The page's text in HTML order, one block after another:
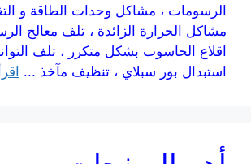
الرسومات ، مشاكل وحدات الطاقة و
مشاكل الحرارة الزائدة ، تلف معالج
اقلاع الحاسوب بشكل متكرر ، تلف
استبدال بور سبلاي ، تنظيف مآخذ ...